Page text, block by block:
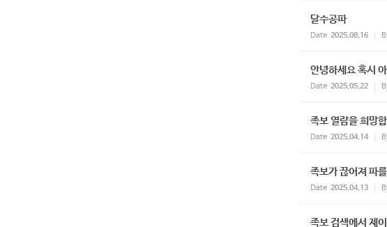
달수공파
Date 2025.08.16
안녕하세요 혹시
Date 2025.05.22
족보 열람을 희망
Date 2025.04.14
족보가 끊어져 파
Date 2025.04.13
족보 검색에서 제